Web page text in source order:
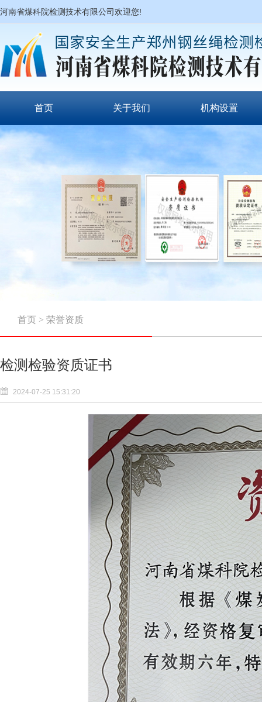
河南省煤科院检测技术有限公司欢迎您!
首页 关于我们 机构设置
首页 > 荣誉资质
检测检验资质证书
2024-07-25 15:31:20